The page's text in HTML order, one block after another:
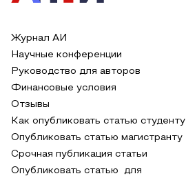
Журнал АИ
Научные конференции
Руководство для авторов
Финансовые условия
Отзывы
Как опубликовать статью студенту
Опубликовать статью магистранту
Срочная публикация статьи
Опубликовать статью для